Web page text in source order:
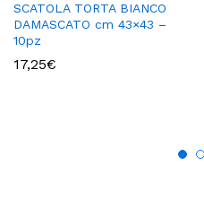
SCATOLA TORTA BIANCO
DAMASCATO cm 43×43 –
10pz
17,25€